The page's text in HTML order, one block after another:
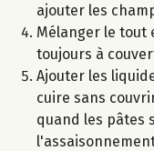
ajouter les
Mélanger le tout
toujours à
Ajouter les
cuire sans
quand les pâtes